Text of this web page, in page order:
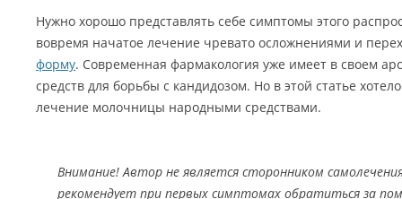
Нужно хорошо представлять себе симптомы этого
вовремя начатое лечение чревато осложнениями и
форму. Современная фармакология уже имеет в своем
средств для борьбы с кандидозом. Но в этой статье
лечение молочницы народными средствами.
Внимание! Автор не является сторонником
рекомендует при первых симптомах обратиться за